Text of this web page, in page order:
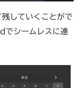
していくことがで
シームレスに連